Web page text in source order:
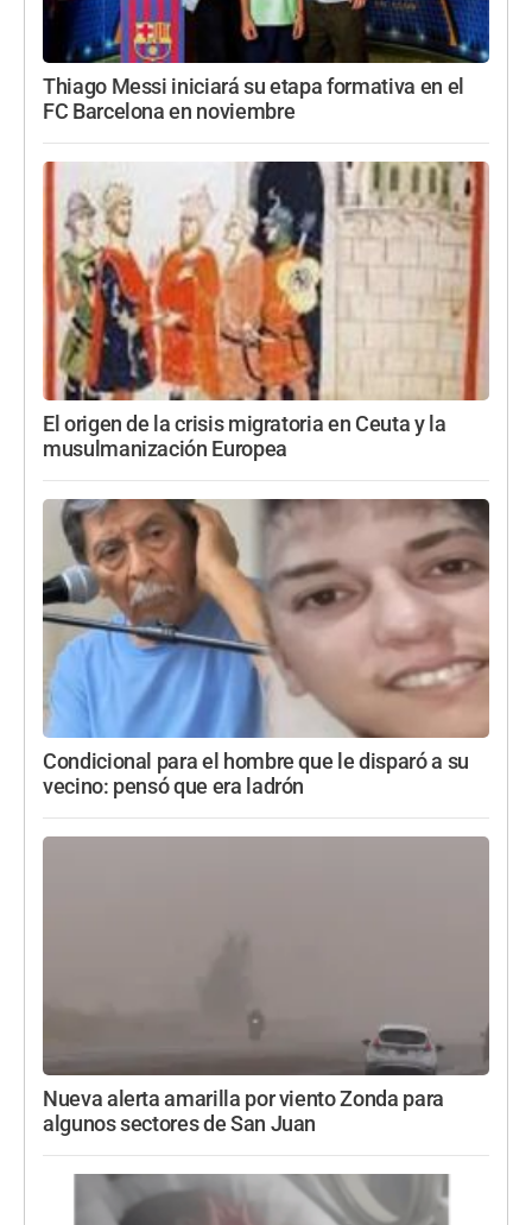
Thiago Messi iniciará su etapa formativa en el
FC Barcelona en noviembre
El origen de la crisis migratoria en Ceuta y la
musulmanización Europea
Condicional para el hombre que le disparó a su
vecino: pensó que era ladrón
Nueva alerta amarilla por viento Zonda para
algunos sectores de San Juan